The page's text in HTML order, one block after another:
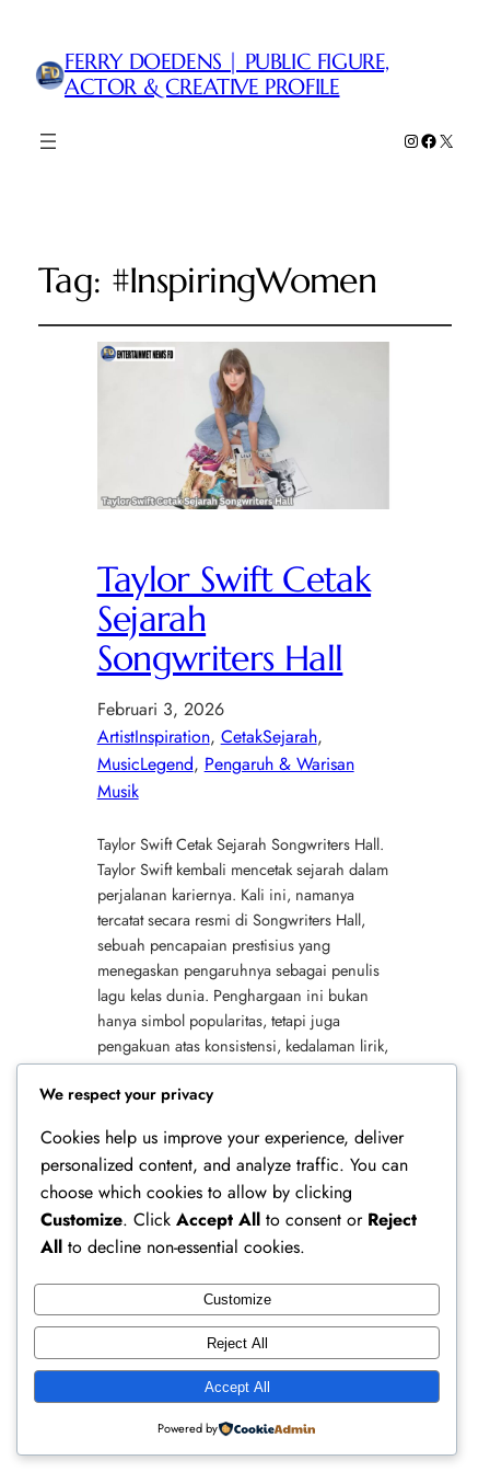
FERRY DOEDENS | PUBLIC FIGURE,
ACTOR & CREATIVE PROFILE
Instagram
Facebook
X
Tag: #InspiringWomen
Taylor Swift Cetak
Sejarah
Songwriters Hall
Februari 3, 2026
ArtistInspiration, CetakSejarah
MusicLegend, Pengaruh & Warisan
Musik
Taylor Swift Cetak Sejarah Songwriters Hall.
Taylor Swift kembali mencetak sejarah dalam
perjalanan kariernya. Kali ini, namanya
tercatat secara resmi di Songwriters Hall,
sebuah pencapaian prestisius yang
menegaskan pengaruhnya sebagai penulis
lagu kelas dunia. Penghargaan ini bukan
hanya simbol popularitas, tetapi juga
pengakuan atas konsistensi, kedalaman lirik,
dan kemampuan bercerita yang telah ia
bangun selama…
Ferry Doedens | Public Figure, Actor & Creative
Profile
Instagram
Facebook
X
We respect your privacy
Cookies help us improve your experience, deliver
personalized content, and analyze traffic. You can
choose which cookies to allow by clicking
Customize. Click Accept All to consent or Reject
All to decline non-essential cookies.
Customize
Reject All
Accept All
Powered by